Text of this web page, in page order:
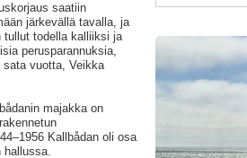
saatiin
järkevällä tavalla, ja
todella kalliiksi ja
perusparannuksia,
vuotta, Veikka
majakka on
Kallbådan oli osa
hallussa.